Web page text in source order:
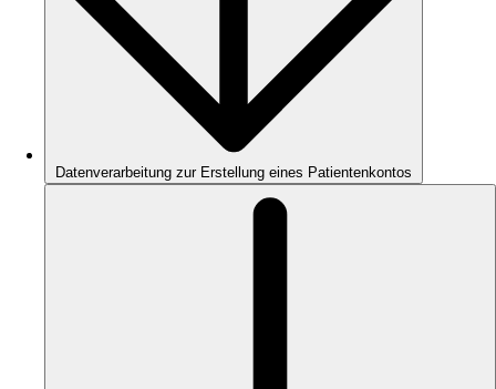
Datenverarbeitung zur Erstellung eines Patientenkontos